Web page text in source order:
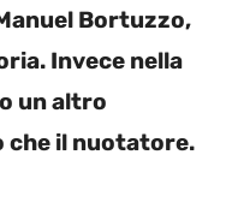
Bortuzzo,
Invece nella
un altro
che il nuotatore.